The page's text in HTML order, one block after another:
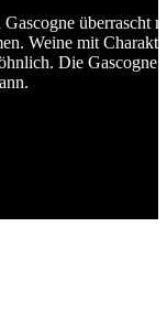
überrascht
Weine mit
Die Gascogne